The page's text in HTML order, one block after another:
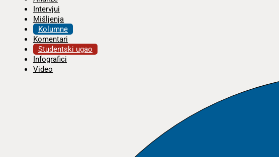
Intervjui
Mišljenja
Kolumne
Komentari
Studentski ugao
Infografici
Video